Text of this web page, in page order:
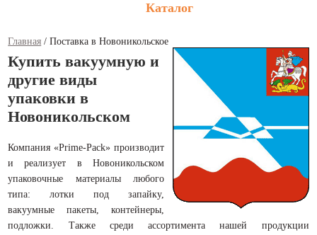
Каталог
Главная /Поставка в Новоникольское
Купить вакуумную и
другие виды
упаковки в
Новоникольском
Компания «Prime-Pack» производит
и реализует в Новоникольском
упаковочные материалы любого
типа: лотки под запайку,
вакуумные пакеты, контейнеры,
подложки. Также среди ассортимента нашей продукции